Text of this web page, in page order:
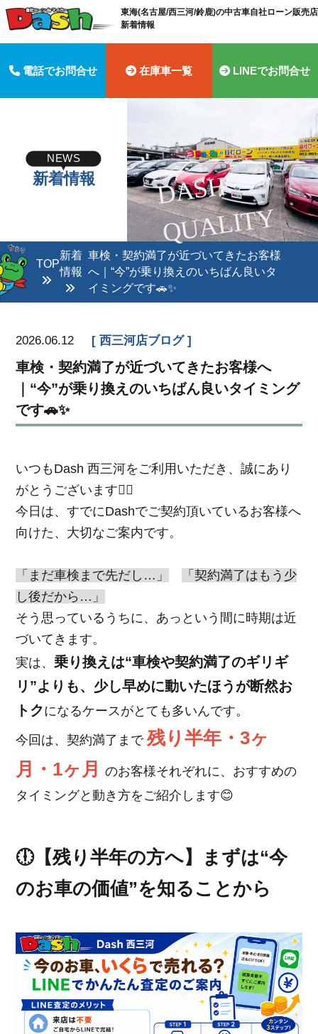
東海(名古屋/西三河/鈴鹿)の中古車自社ローン販売
新着情報
電話でお問合せ 在庫車一覧 LINEでお問合せ
D
A
S
H
Q
U
A
LI
T
Y
NEWS
新着情報
TOP
新着
情報
車検・契約満了が近づいてきたお客様
へ｜“今”が乗り換えのいちばん良いタ
イミングです🚗✨
2026.06.12 西三河店ブログ
車検・契約満了が近づいてきたお客様へ
｜“今”が乗り換えのいちばん良いタイミング
です🚗✨
いつもDash 西三河をご利用いただき、誠にあり
がとうございます🙇‍♂️
今日は、すでにDashでご契約頂いているお客様へ
向けた、大切なご案内です。
「まだ車検まで先だし…」
「契約満了はもう少
し後だから…」
そう思っているうちに、あっという間に時期は近
づいてきます。
実は、 乗り換えは“車検や契約満了のギリギ
リ”よりも、少し早めに動いたほうが断然お
トクになるケースがとても多いんです。
今回は、契約満了まで残り半年・3ヶ
月・1ヶ月のお客様それぞれに、おすすめの
タイミングと動き方をご紹介します😊
🕕【残り半年の方へ】まずは“今
のお車の価値”を知ることから